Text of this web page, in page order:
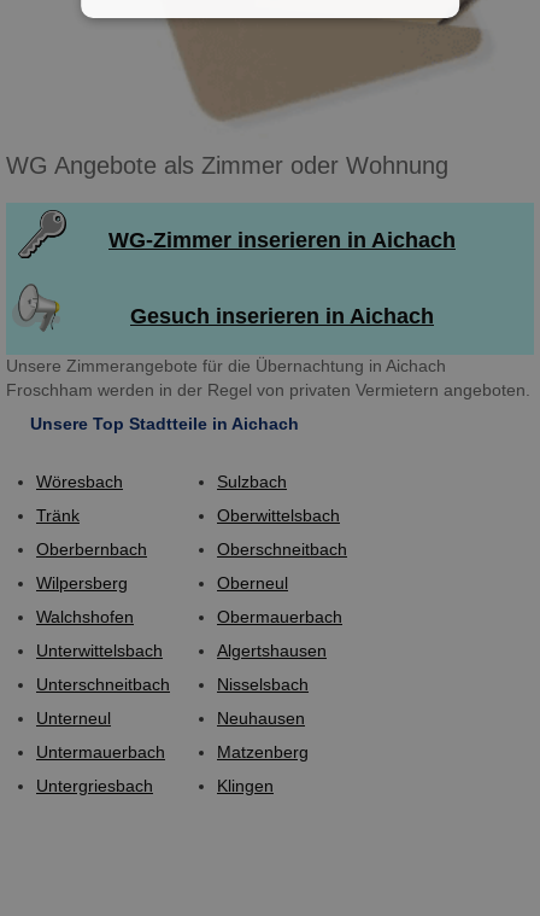
WG Angebote als Zimmer oder Wohnung
WG-Zimmer inserieren in Aichach
Gesuch inserieren in Aichach
Unsere Zimmerangebote für die Übernachtung in Aichach
Froschham werden in der Regel von privaten Vermietern angeboten.
Unsere Top Stadtteile in Aichach
Wöresbach
Tränk
Oberbernbach
Wilpersberg
Walchshofen
Unterwittelsbach
Unterschneitbach
Unterneul
Untermauerbach
Untergriesbach
Sulzbach
Oberwittelsbach
Oberschneitbach
Oberneul
Obermauerbach
Algertshausen
Nisselsbach
Neuhausen
Matzenberg
Klingen